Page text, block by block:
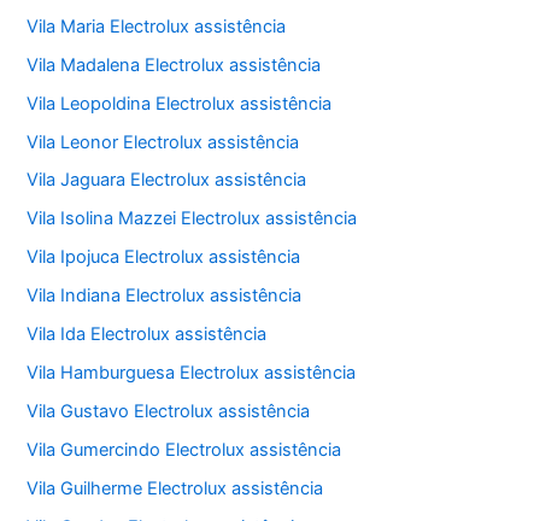
Vila Maria Electrolux assistência
Vila Madalena Electrolux assistência
Vila Leopoldina Electrolux assistência
Vila Leonor Electrolux assistência
Vila Jaguara Electrolux assistência
Vila Isolina Mazzei Electrolux assistência
Vila Ipojuca Electrolux assistência
Vila Indiana Electrolux assistência
Vila Ida Electrolux assistência
Vila Hamburguesa Electrolux assistência
Vila Gustavo Electrolux assistência
Vila Gumercindo Electrolux assistência
Vila Guilherme Electrolux assistência